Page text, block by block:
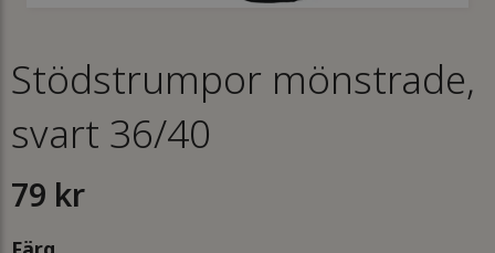
Stödstrumpor mönstrade,
svart 36/40
79 kr